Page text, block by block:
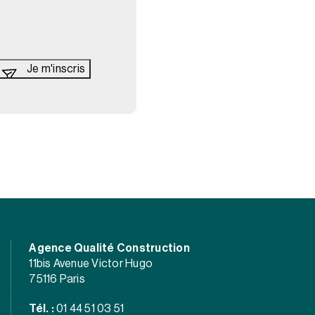
Agence Qualité Construction
11bis Avenue Victor Hugo
75116 Paris
Tél. : 01 44 51 03 51